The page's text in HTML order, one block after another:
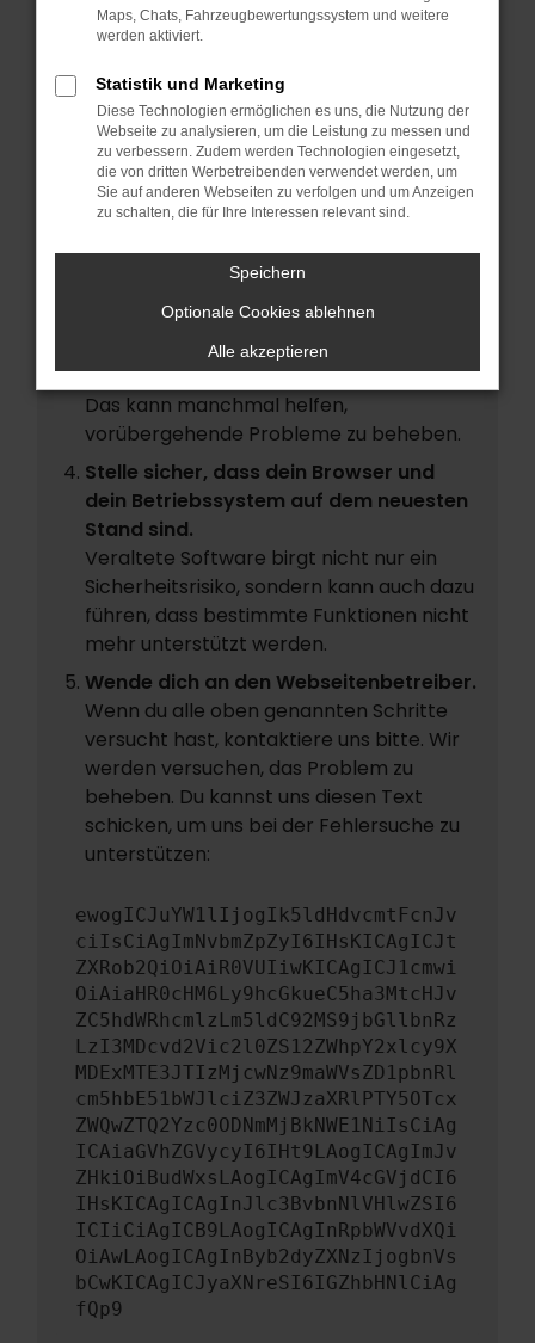
können:
Überprüfe deine Firewall und deine
Internetverbindung.
Laden andere Webseiten, zum Beispiel
deine Suchmaschine?
Prüfe deine Browsererweiterungen.
Manche Erweiterungen, wie
Werbeblocker, können das Laden
bestimmter Seiten verhindern.
Funktioniert die Seite in einem anderen
Browser oder in einem privaten Fenster?
Starte dein Gerät neu.
Das kann manchmal helfen,
vorübergehende Probleme zu beheben.
Stelle sicher, dass dein Browser und
dein Betriebssystem auf dem neuesten
Stand sind.
Veraltete Software birgt nicht nur ein
Sicherheitsrisiko, sondern kann auch dazu
führen, dass bestimmte Funktionen nicht
mehr unterstützt werden.
Wende dich an den Webseitenbetreiber.
Wenn du alle oben genannten Schritte
versucht hast, kontaktiere uns bitte. Wir
werden versuchen, das Problem zu
beheben. Du kannst uns diesen Text
schicken, um uns bei der Fehlersuche zu
unterstützen:
ewogICJuYW1lIjogIk5ldHdvcmtFcnJv
ciIsCiAgImNvbmZpZyI6IHsKICAgICJt
ZXRob2QiOiAiR0VUIiwKICAgICJ1cmwi
OiAiaHR0cHM6Ly9hcGkueC5ha3MtcHJv
ZC5hdWRhcmlzLm5ldC92MS9jbGllbnRz
LzI3MDcvd2Vic2l0ZS12ZWhpY2xlcy9X
MDExMTE3JTIzMjcwNz9maWVsZD1pbnRl
cm5hbE51bWJlciZ3ZWJzaXRlPTY5OTcx
ZWQwZTQ2Yzc0ODNmMjBkNWE1NiIsCiAg
ICAiaGVhZGVycyI6IHt9LAogICAgImJv
ZHkiOiBudWxsLAogICAgImV4cGVjdCI6
IHsKICAgICAgInJlc3BvbnNlVHlwZSI6
ICIiCiAgICB9LAogICAgInRpbWVvdXQi
OiAwLAogICAgInByb2dyZXNzIjogbnVs
bCwKICAgICJyaXNreSI6IGZhbHNlCiAg
fQp9
Maps, Chats, Fahrzeugbewertungssystem und weitere
werden aktiviert.
Statistik und Marketing
Diese Technologien ermöglichen es uns, die Nutzung der
Webseite zu analysieren, um die Leistung zu messen und
zu verbessern. Zudem werden Technologien eingesetzt,
die von dritten Werbetreibenden verwendet werden, um
Sie auf anderen Webseiten zu verfolgen und um Anzeigen
zu schalten, die für Ihre Interessen relevant sind.
Speichern
Optionale Cookies ablehnen
Alle akzeptieren